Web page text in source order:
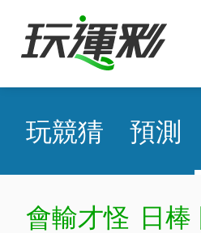
玩競猜 預測
會輸才怪 日